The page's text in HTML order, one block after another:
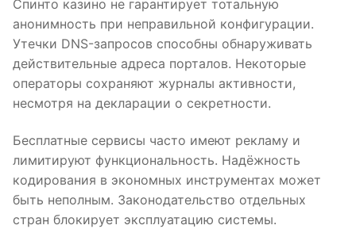
Спинто казино не гарантирует тотальную
анонимность при неправильной конфигурации.
Утечки DNS-запросов способны обнаруживать
действительные адреса порталов. Некоторые
операторы сохраняют журналы активности,
несмотря на декларации о секретности.
Бесплатные сервисы часто имеют рекламу и
лимитируют функциональность. Надёжность
кодирования в экономных инструментах может
быть неполным. Законодательство отдельных
стран блокирует эксплуатацию системы.